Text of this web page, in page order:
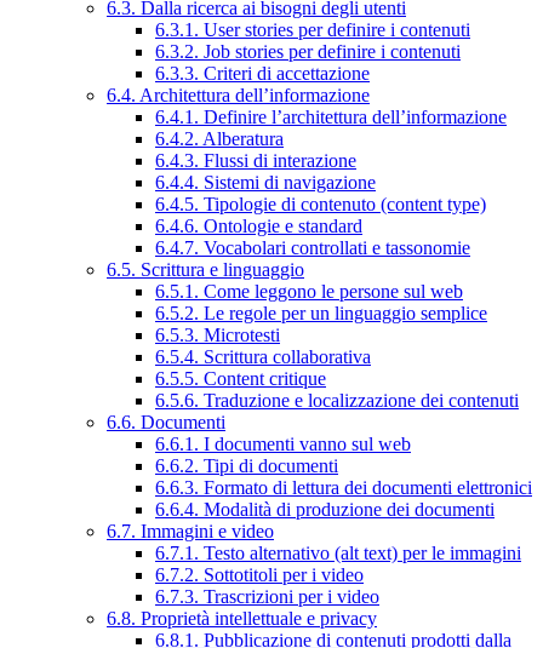
6.3. Dalla ricerca ai bisogni degli utenti
6.3.1. User stories per definire i contenuti
6.3.2. Job stories per definire i contenuti
6.3.3. Criteri di accettazione
6.4. Architettura dell’informazione
6.4.1. Definire l’architettura dell’informazione
6.4.2. Alberatura
6.4.3. Flussi di interazione
6.4.4. Sistemi di navigazione
6.4.5. Tipologie di contenuto (content type)
6.4.6. Ontologie e standard
6.4.7. Vocabolari controllati e tassonomie
6.5. Scrittura e linguaggio
6.5.1. Come leggono le persone sul web
6.5.2. Le regole per un linguaggio semplice
6.5.3. Microtesti
6.5.4. Scrittura collaborativa
6.5.5. Content critique
6.5.6. Traduzione e localizzazione dei contenuti
6.6. Documenti
6.6.1. I documenti vanno sul web
6.6.2. Tipi di documenti
6.6.3. Formato di lettura dei documenti elettronici
6.6.4. Modalità di produzione dei documenti
6.7. Immagini e video
6.7.1. Testo alternativo (alt text) per le immagini
6.7.2. Sottotitoli per i video
6.7.3. Trascrizioni per i video
6.8. Proprietà intellettuale e privacy
6.8.1. Pubblicazione di contenuti prodotti dalla